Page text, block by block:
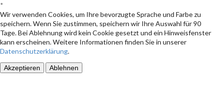
*
Wir verwenden Cookies, um Ihre bevorzugte Sprache und Farbe zu
speichern. Wenn Sie zustimmen, speichern wir Ihre Auswahl für 90
Tage. Bei Ablehnung wird kein Cookie gesetzt und ein Hinweisfenster
kann erscheinen. Weitere Informationen finden Sie in unserer
Datenschutzerklärung.
Akzeptieren Ablehnen